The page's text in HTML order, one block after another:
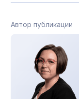
Автор публикации